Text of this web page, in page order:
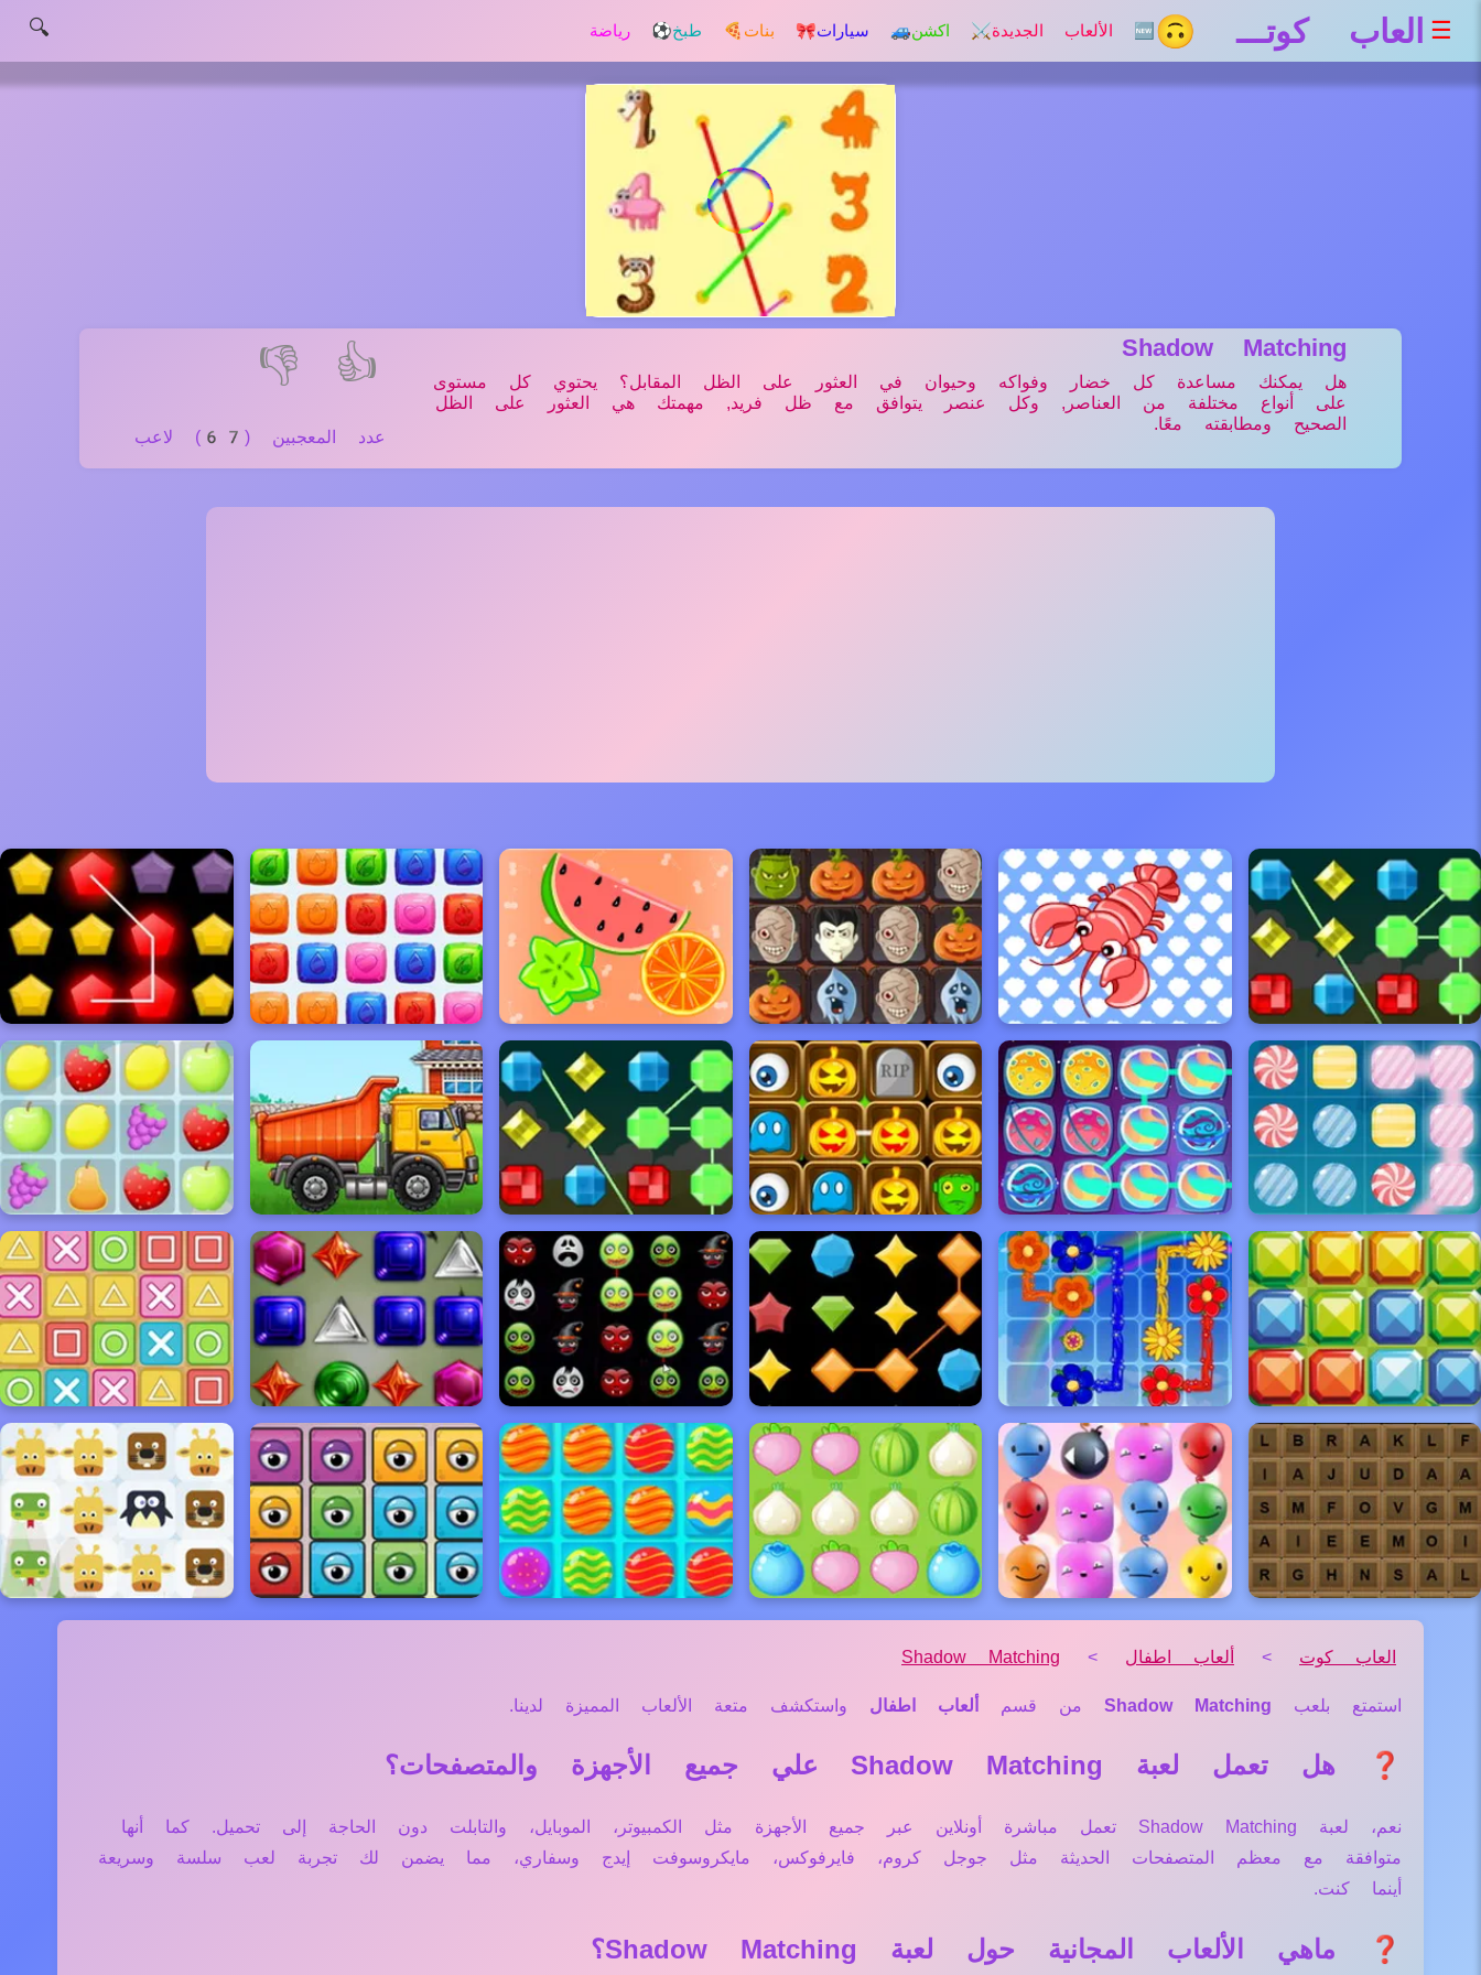
☰ العاب كوتـــ 🙃 🆕 الألعاب الجديدة ⚔️ اكشن🚙 سيارات🎀 بنات 🍕 طبخ⚽ رياضة 🔍
👍
👎
عدد المعجبين (67) لاعب
Shadow Matching
هل يمكنك مساعدة كل خضار وفواكه وحيوان في العثور على الظل المقابل؟ يحتوي كل مستوى
على أنواع مختلفة من العناصر, وكل عنصر يتوافق مع ظل فريد, مهمتك هي العثور على الظل
الصحيح ومطابقته معًا.
العاب كوت > ألعاب اطفال >
Shadow Matching
استمتع بلعب Shadow Matching من قسم ألعاب اطفال واستكشف متعة الألعاب المميزة لدينا.
❓ هل تعمل لعبة Shadow Matching علي جميع الأجهزة والمتصفحات؟
نعم، لعبة Shadow Matching تعمل مباشرة أونلاين عبر جميع الأجهزة مثل الكمبيوتر، الموبايل، والتابلت دون الحاجة إلى تحميل. كما أنها
متوافقة مع معظم المتصفحات الحديثة مثل جوجل كروم، فايرفوكس، مايكروسوفت إيدج وسفاري، مما يضمن لك تجربة لعب سلسة وسريعة
أينما كنت.
❓ ماهي الألعاب المجانية حول لعبة Shadow Matching؟